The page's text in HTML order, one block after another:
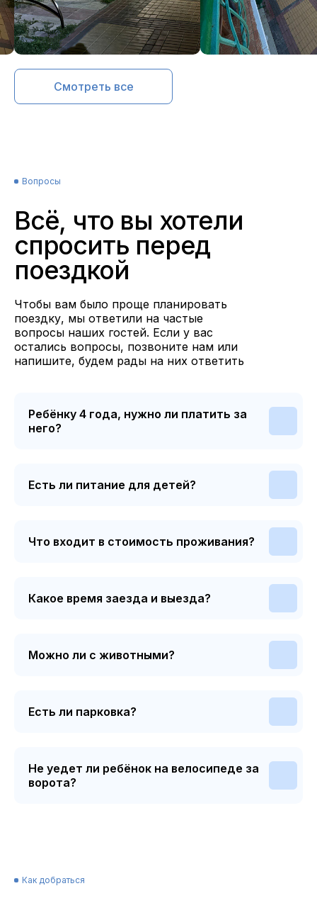
Смотреть все
Чтобы вам было проще планировать
поездку, мы ответили на частые
вопросы наших гостей. Если у вас
остались вопросы, позвоните нам или
напишите, будем рады на них ответить
Всё, что вы хотели
спросить перед
поездкой
Вопросы
Ребёнку 4 года, нужно ли платить за
него?
Есть ли питание для детей?
Что входит в стоимость проживания?
Какое время заезда и выезда?
Можно ли с животными?
Есть ли парковка?
Не уедет ли ребёнок на велосипеде за
ворота?
Как добраться